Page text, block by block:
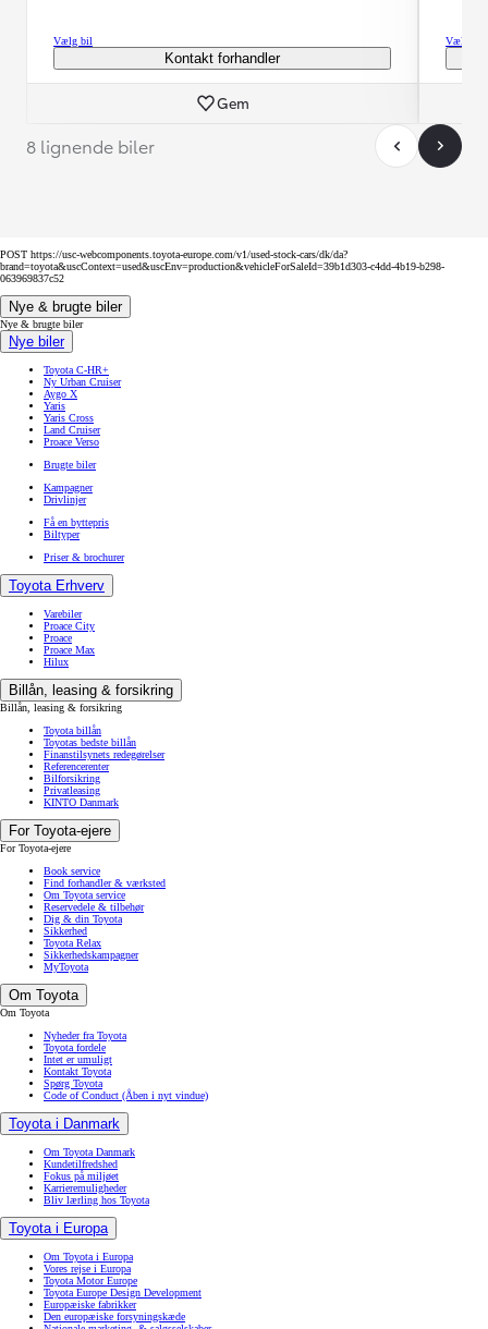
Vælg bil
Kontakt forhandler
Gem
Vælg bil
8 lignende biler
POST https://usc-webcomponents.toyota-europe.com/v1/used-stock-cars/dk/da?
brand=toyota&uscContext=used&uscEnv=production&vehicleForSaleId=39b1d303-c4dd-4b19-b298-
063969837c52
Nye & brugte biler
Nye & brugte biler
Nye biler
Toyota C-HR+
Ny Urban Cruiser
Aygo X
Yaris
Yaris Cross
Land Cruiser
Proace Verso
Brugte biler
Kampagner
Drivlinjer
Få en byttepris
Biltyper
Priser & brochurer
Toyota Erhverv
Varebiler
Proace City
Proace
Proace Max
Hilux
Billån, leasing & forsikring
Billån, leasing & forsikring
Toyota billån
Toyotas bedste billån
Finanstilsynets redegørelser
Referencerenter
Bilforsikring
Privatleasing
KINTO Danmark
For Toyota-ejere
For Toyota-ejere
Book service
Find forhandler & værksted
Om Toyota service
Reservedele & tilbehør
Dig & din Toyota
Sikkerhed
Toyota Relax
Sikkerhedskampagner
MyToyota
Om Toyota
Om Toyota
Nyheder fra Toyota
Toyota fordele
Intet er umuligt
Kontakt Toyota
Spørg Toyota
Code of Conduct (Åben i nyt vindue)
Toyota i Danmark
Om Toyota Danmark
Kundetilfredshed
Fokus på miljøet
Karrieremuligheder
Bliv lærling hos Toyota
Toyota i Europa
Om Toyota i Europa
Vores rejse i Europa
Toyota Motor Europe
Toyota Europe Design Development
Europæiske fabrikker
Den europæiske forsyningskæde